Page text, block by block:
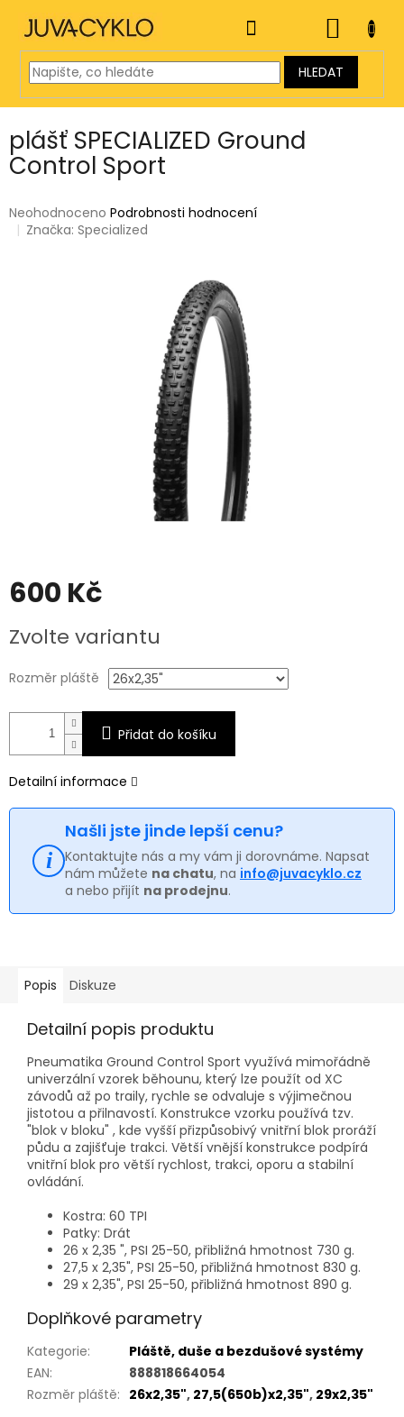
obsah
HLEDAT
KOŠÍK
plášť SPECIALIZED Ground
Control Sport
Průměrné
hodnocení
Neohodnoceno Podrobnosti hodnocení
Značka:Specialized
600 Kč
cena:
Zvolte variantu
Rozměr pláště
Přidat do košíku
Detailní informace
Našli jste jinde lepší cenu?
Kontaktujte nás a my vám ji dorovnáme. Napsat
nám můžete na chatu, na info@juvacyklo.cz
a nebo přijít na prodejnu.
Popis Diskuze
Detailní popis produktu
Pneumatika Ground Control Sport využívá mimořádně
univerzální vzorek běhounu, který lze použít od XC
závodů až po traily, rychle se odvaluje s výjimečnou
jistotou a přilnavostí. Konstrukce vzorku používá tzv.
"blok v bloku" , kde vyšší přizpůsobivý vnitřní blok proráží
půdu a zajišťuje trakci. Větší vnější konstrukce podpírá
vnitřní blok pro větší rychlost, trakci, oporu a stabilní
ovládání.
Kostra: 60 TPI
Patky: Drát
26 x 2,35 ", PSI 25-50, přibližná hmotnost 730 g.
27,5 x 2,35", PSI 25-50, přibližná hmotnost 830 g.
29 x 2,35", PSI 25-50, přibližná hmotnost 890 g.
Doplňkové parametry
Kategorie:
Pláště, duše a bezdušové systémy
EAN:
888818664054
Rozměr pláště: 26x2,35", 27,5(650b)x2,35", 29x2,35"